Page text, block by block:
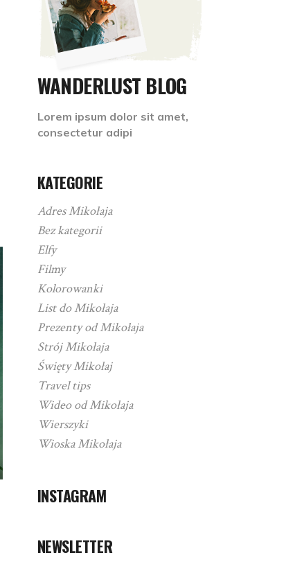
WANDERLUST BLOG
Lorem ipsum dolor sit amet,
consectetur adipi
KATEGORIE
Adres Mikołaja
Bez kategorii
Elfy
Filmy
Kolorowanki
List do Mikołaja
Prezenty od Mikołaja
Strój Mikołaja
Święty Mikołaj
Travel tips
Wideo od Mikołaja
Wierszyki
Wioska Mikołaja
INSTAGRAM
NEWSLETTER